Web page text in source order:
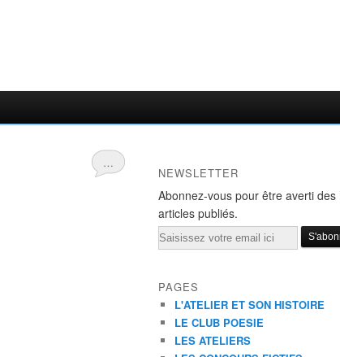
…
NEWSLETTER
Abonnez-vous pour être averti des
articles publiés.
Email
PAGES
L'ATELIER ET SON HISTOIRE
LE CLUB POESIE
LES ATELIERS